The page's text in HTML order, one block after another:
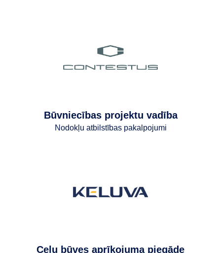
Būvniecības projektu vadība
Nodokļu atbilstības pakalpojumi
Ceļu būves aprīkojuma piegāde